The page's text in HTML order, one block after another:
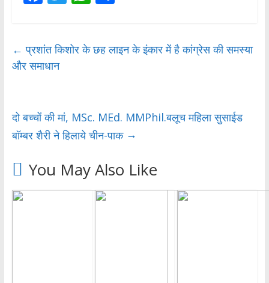
b
o
k
er s
p
e
← प्रशांत किशोर के छह लाइन के इंकार में है कांग्रेस की समस्या
और समाधान
दो बच्चों की मां, MSc. MEd. MMPhil.बलूच महिला सुसाईड
बॉम्बर शैरी ने हिलाये चीन-पाक →
You May Also Like